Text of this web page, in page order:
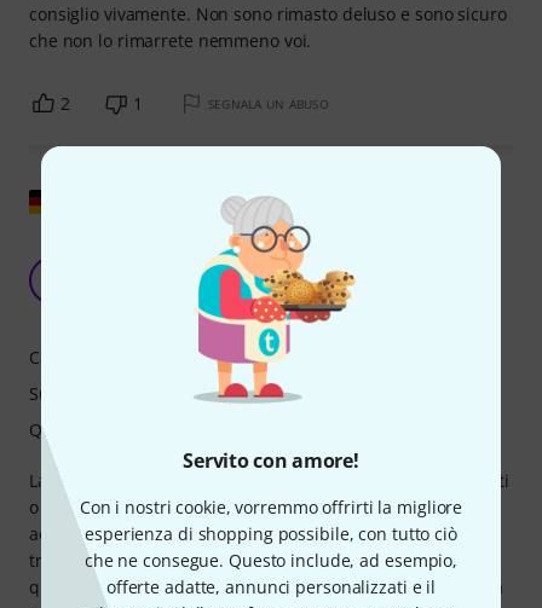
Servito con amore!
Con i nostri cookie, vorremmo offrirti la migliore
esperienza di shopping possibile, con tutto ciò
che ne consegue. Questo include, ad esempio,
offerte adatte, annunci personalizzati e il
consiglio vivamente. Non sono rimasto deluso e sono sicuro
che non lo rimarrete nemmeno voi.
2 1 SEGNALA UN ABUSO
Chitarra metal eccellente per il suo prezzo:
caratteristiche moderne e prestazioni elevate.
Philipp-94 09.04.2026
La fattura generale è impeccabile, senza spigoli vivi dei tasti
o altri difetti. Vorrei sottolineare in particolare i tasti in
acciaio inossidabile e le meccaniche autobloccanti:
trasmettono immediatamente una sensazione di alta
qualità e semplificano notevolmente l'accordatura. La scala
Caratteristiche
Suono
Qualità